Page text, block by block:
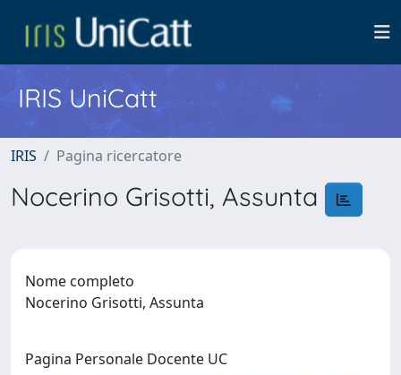
IRIS UniCatt
IRIS Pagina ricercatore
Nocerino Grisotti, Assunta
Nome completo
Nocerino Grisotti, Assunta
Pagina Personale Docente UC